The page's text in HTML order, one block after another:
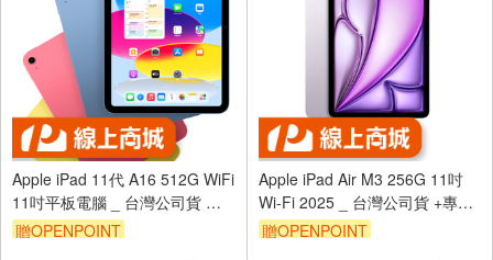
Apple iPad 11代 A16 512G WiFi
11吋平板電腦 _ 台灣公司貨 ＋
【專用機套夾】2025
贈OPENPOINT
Apple iPad Air M3 256G 11吋
Wi-Fi 2025 _ 台灣公司貨 +專用
(螢幕保貼 & 背蓋)
贈OPENPOINT